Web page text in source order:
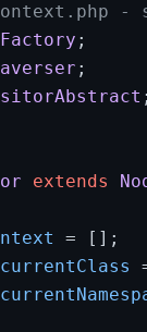
-
extends
= [];